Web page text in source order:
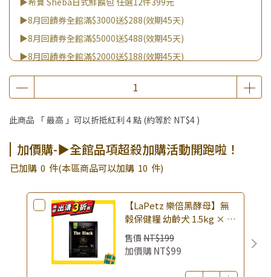
▶8月回饋券全館滿$3000送$288(效期45天)
▶8月回饋券全館滿$5000送$488(效期45天)
▶8月回饋券全館滿$2000送$188(效期45天)
▶8月回饋券全館滿$8000送$888(效期45天)
▶消費滿999｜享超值價$299加購BIO UP面膜
組！
▶王國加購活動 訂單享超值優惠價加購好物
▶全館品項超殺加購活動開跑啦！
止)
此商品 「 最高 」可以折抵紅利 4點 (約等於 NT$4 )
加價購-▶全館品項超殺加購活動開跑啦！
已加購 0 件(本區商品可以加購 10 件)
【LaPetz 樂倍黑酵母】無
榖保健糧 幼齡犬 1.5kg × 包
｜(廠效期20260818) 狗乾糧
狗飼料 幼犬飼料 無穀配方｜
即期品
售價 NT$199
加價購NT$99